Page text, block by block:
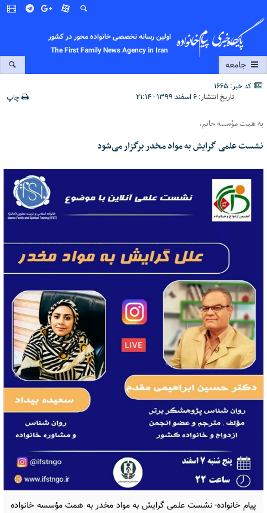
اولین رسانه تخصصی خانواده محور در کشور
The First Family News Agency in Iran
جامعه
کد خبر: 1665
تاریخ انتشار: ۶ اسفند ۱۳۹۹ - ۲۱:۱۴ چاپ
به همت مؤسسه خاتم،
نشست علمی گرایش به مواد مخدر برگزار می‌شود
پیام خانواده- نشست علمی گرایش به مواد مخدر به همت مؤسسه خانواده